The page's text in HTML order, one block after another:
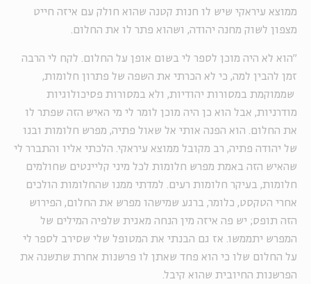
ממוצא עיראקי שיש לו חנות קטנה שהוא חולק עם איזה חייט
מצפון לשוק מחנה יהודה, ושהוא פתר לו את החלום.
"הוא לא היה מוכן לספר לי בשום אופן על החלום. לקח לי הרבה
זמן להבין למה, כי לא הכרתי את השפה של פתרון חלומות,
שממוקמת במסורות יהודיות, ולא במסורות פסיכולוגיות
מודרניות, אבל הוא כן היה מוכן לומר לי מי האיש הזה שפתר לו
את החלום. הוא הפנה אותי אל שאול פתיה, מפרש חלומות ובנו
של יהודה פתיה, רב מקובל ממוצא עיראקי. הלכתי אליו והתברר לי
שהאיש הזה באמת מפרש חלומות לכל מיני קליינטים שחולמים
חלומות, בעיקר חלומות רעים. למדתי ממנו שהחלומות הולכים
אחרי הטקסט, כלומר, ברגע שמישהו מפרש את החלום, הפירוש
הזה תופס; יש פה איזה מין הנחה מאגית שלפיה המילים של
המפרש יתממשו. אז גם הבנתי את המטופל שלי שסירב לספר לי
על החלום שלו כי הוא פחד שאתן לו פרשנות אחרת שתשנה את
הפרשנות החיובית שהוא קיבל.